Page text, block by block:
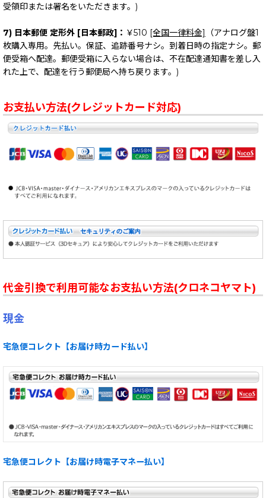
受領印または署名をいただきます。)
7) 日本郵便 定形外 [日本郵政]： ￥510 [全国一律料金]
（アナログ盤1
枚購入専用。先払い。保証、追跡番号ナシ。到着日時の指定ナシ。郵
便受箱へ配達。郵便受箱に入らない場合は、不在配達通知書を差し入
れた上で、配達を行う郵便局へ持ち戻ります。)
お支払い方法(クレジットカード対応)
代金引換で利用可能なお支払い方法(クロネコヤマト)
現金
宅急便コレクト【お届け時カード払い】
宅急便コレクト【お届け時電子マネー払い】